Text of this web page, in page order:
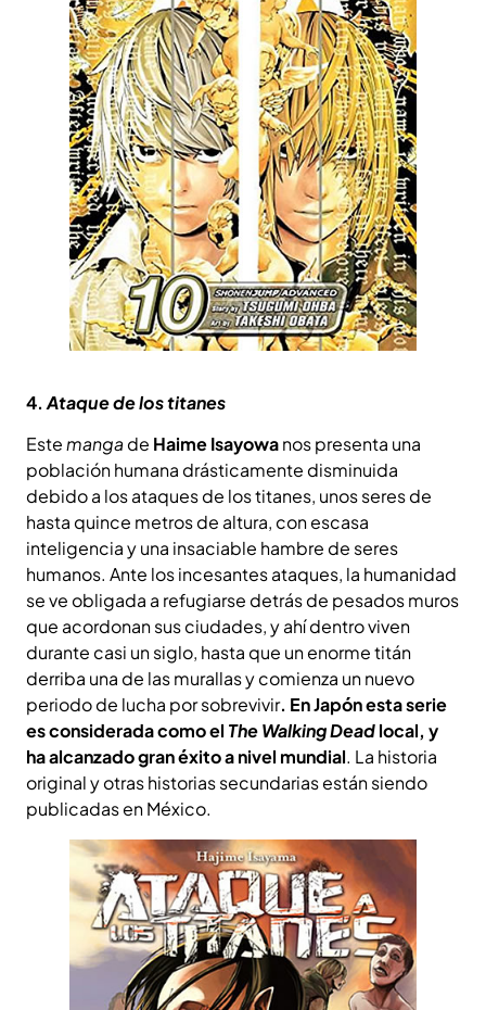
4. Ataque de los titanes
Estemanga de Haime Isayowanos presenta una
población humana drásticamente disminuida
debido a los ataques de los titanes, unos seres de
hasta quince metros de altura, con escasa
inteligencia y una insaciable hambre de seres
humanos. Ante los incesantes ataques, la humanidad
se ve obligada a refugiarse detrás de pesados muros
que acordonan sus ciudades, y ahí dentro viven
durante casi un siglo, hasta que un enorme titán
derriba una de las murallas y comienza un nuevo
periodo de lucha por sobrevivir. En Japón esta serie
es considerada como el The Walking Deadlocal, y
ha alcanzado gran éxito a nivel mundial. La historia
original y otras historias secundarias están siendo
publicadas en México.